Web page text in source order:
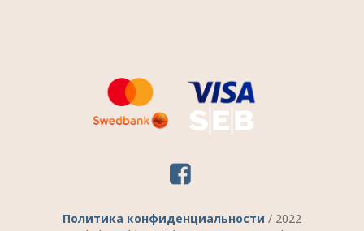
Политика конфиденциальности / 2022